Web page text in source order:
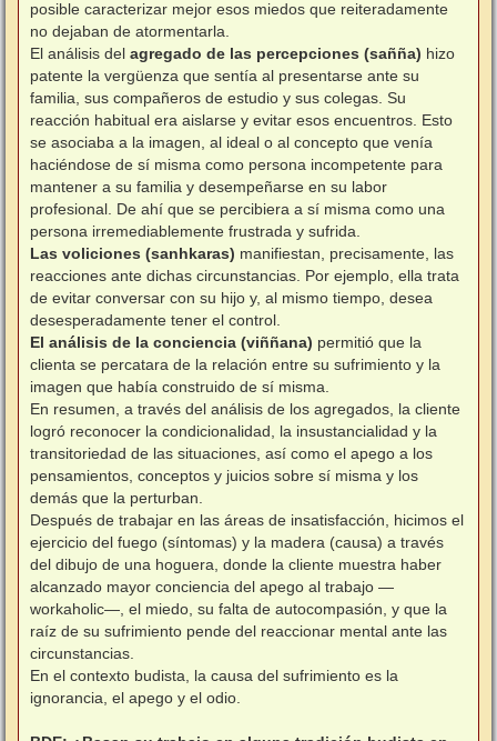
posible caracterizar mejor esos miedos que reiteradamente
no dejaban de atormentarla.
El análisis del agregado de las percepciones (sañña) hizo
patente la vergüenza que sentía al presentarse ante su
familia, sus compañeros de estudio y sus colegas. Su
reacción habitual era aislarse y evitar esos encuentros. Esto
se asociaba a la imagen, al ideal o al concepto que venía
haciéndose de sí misma como persona incompetente para
mantener a su familia y desempeñarse en su labor
profesional. De ahí que se percibiera a sí misma como una
persona irremediablemente frustrada y sufrida.
Las voliciones (sanhkaras) manifiestan, precisamente, las
reacciones ante dichas circunstancias. Por ejemplo, ella trata
de evitar conversar con su hijo y, al mismo tiempo, desea
desesperadamente tener el control.
El análisis de la conciencia (viññana) permitió que la
clienta se percatara de la relación entre su sufrimiento y la
imagen que había construido de sí misma.
En resumen, a través del análisis de los agregados, la cliente
logró reconocer la condicionalidad, la insustancialidad y la
transitoriedad de las situaciones, así como el apego a los
pensamientos, conceptos y juicios sobre sí misma y los
demás que la perturban.
Después de trabajar en las áreas de insatisfacción, hicimos el
ejercicio del fuego (síntomas) y la madera (causa) a través
del dibujo de una hoguera, donde la cliente muestra haber
alcanzado mayor conciencia del apego al trabajo —
workaholic—, el miedo, su falta de autocompasión, y que la
raíz de su sufrimiento pende del reaccionar mental ante las
circunstancias.
En el contexto budista, la causa del sufrimiento es la
ignorancia, el apego y el odio.